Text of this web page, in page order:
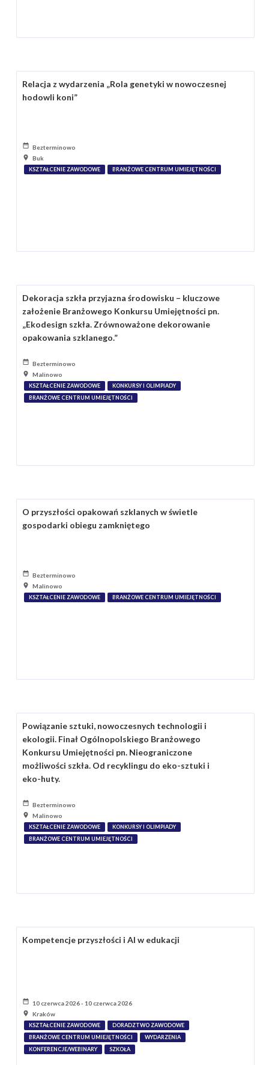
Relacja z wydarzenia „Rola genetyki w nowoczesnej
hodowli koni”
Bezterminowo
Buk
KSZTAŁCENIE ZAWODOWE BRANŻOWE CENTRUM UMIEJĘTNOŚCI
Dekoracja szkła przyjazna środowisku – kluczowe
założenie Branżowego Konkursu Umiejętności pn.
„Ekodesign szkła. Zrównoważone dekorowanie
opakowania szklanego.”
Bezterminowo
Malinowo
KSZTAŁCENIE ZAWODOWE
KONKURSY I OLIMPIADY
BRANŻOWE CENTRUM UMIEJĘTNOŚCI
O przyszłości opakowań szklanych w świetle
gospodarki obiegu zamkniętego
Bezterminowo
Malinowo
KSZTAŁCENIE ZAWODOWE BRANŻOWE CENTRUM UMIEJĘTNOŚCI
Powiązanie sztuki, nowoczesnych technologii i
ekologii. Finał Ogólnopolskiego Branżowego
Konkursu Umiejętności pn. Nieograniczone
możliwości szkła. Od recyklingu do eko-sztuki i
eko-huty.
Bezterminowo
Malinowo
KSZTAŁCENIE ZAWODOWE
KONKURSY I OLIMPIADY
BRANŻOWE CENTRUM UMIEJĘTNOŚCI
Kompetencje przyszłości i AI w edukacji
10 czerwca 2026 - 10 czerwca 2026
Kraków
KSZTAŁCENIE ZAWODOWE
DORADZTWO ZAWODOWE
BRANŻOWE CENTRUM UMIEJĘTNOŚCI
WYDARZENIA
KONFERENCJE/WEBINARY
SZKOŁA